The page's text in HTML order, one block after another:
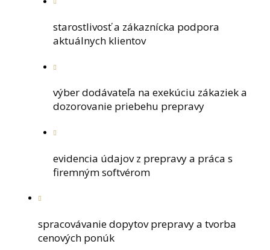
starostlivosť a zákaznícka podpora
aktuálnych klientov
výber dodávateľa na exekúciu zákaziek a
dozorovanie priebehu prepravy
evidencia údajov z prepravy a práca s
firemným softvérom
spracovávanie dopytov prepravy a tvorba
cenových ponúk